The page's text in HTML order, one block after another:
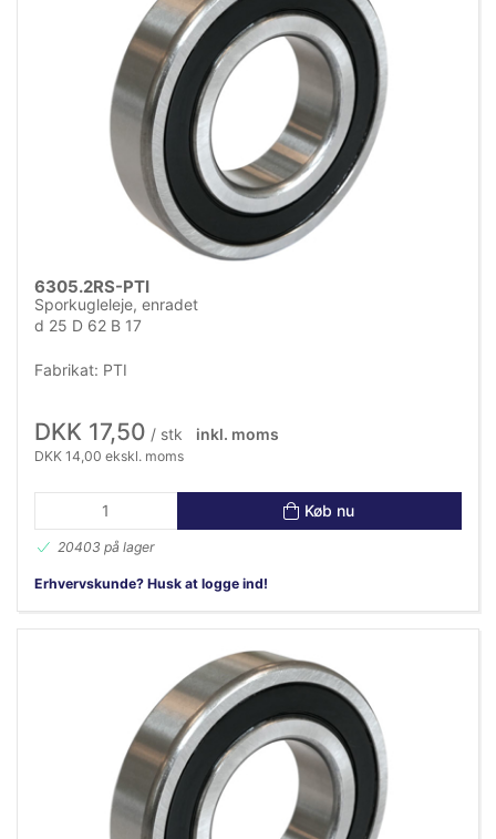
6305.2RS-PTI
Sporkugleleje, enradet
d 25 D 62 B 17
Fabrikat: PTI
DKK 17,50 / stk inkl. moms
DKK 14,00 ekskl. moms
Køb nu
20403 på lager
Erhvervskunde? Husk at logge ind!